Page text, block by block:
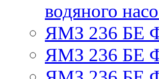
водяного
ЯМЗ 236 БЕ
ЯМЗ 236 БЕ